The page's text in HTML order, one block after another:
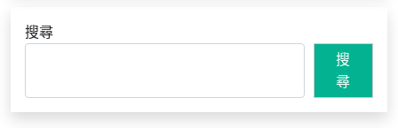
搜尋
搜
尋